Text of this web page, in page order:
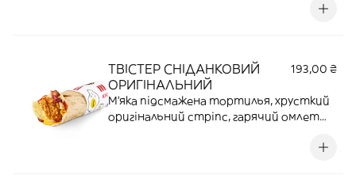
задоволення, яка зовсім не дивиться на
ТВІСТЕР СНІДАНКОВИЙ
ОРИГІНАЛЬНИЙ
193,00 ₴
М'яка підсмажена тортилья, хрусткий
оригінальний стріпс, гарячий омлет
ранніх сніданків, прекрасне для обідніх і